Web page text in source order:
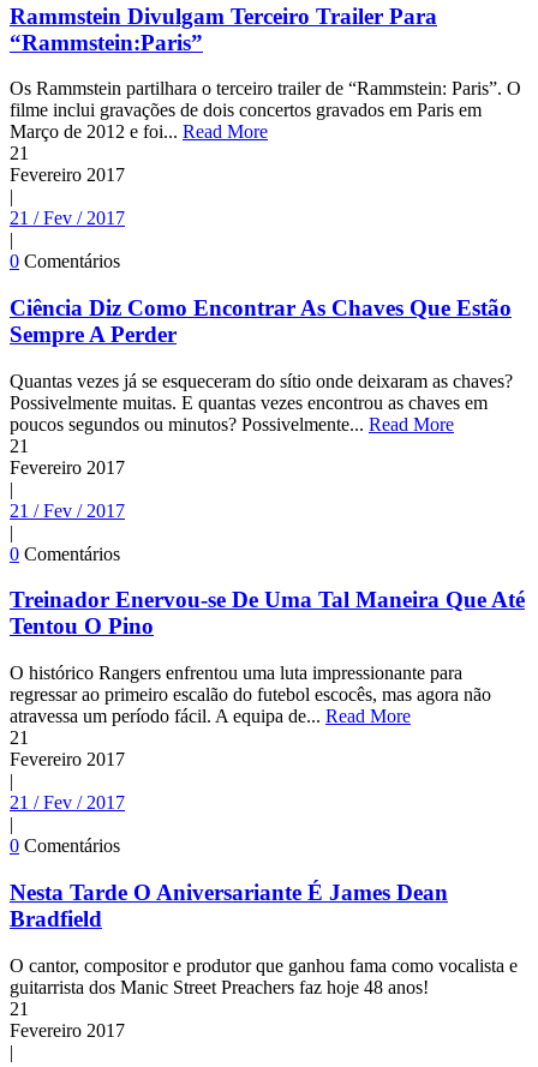
Rammstein Divulgam Terceiro Trailer Para
“Rammstein:Paris”
Os Rammstein partilhara o terceiro trailer de “Rammstein: Paris”. O
filme inclui gravações de dois concertos gravados em Paris em
Março de 2012 e foi... Read More
21
Fevereiro 2017
|
21 / Fev / 2017
|
0 Comentários
Ciência Diz Como Encontrar As Chaves Que Estão
Sempre A Perder
Quantas vezes já se esqueceram do sítio onde deixaram as chaves?
Possivelmente muitas. E quantas vezes encontrou as chaves em
poucos segundos ou minutos? Possivelmente... Read More
21
Fevereiro 2017
|
21 / Fev / 2017
|
0 Comentários
Treinador Enervou-se De Uma Tal Maneira Que Até
Tentou O Pino
O histórico Rangers enfrentou uma luta impressionante para
regressar ao primeiro escalão do futebol escocês, mas agora não
atravessa um período fácil. A equipa de... Read More
21
Fevereiro 2017
|
21 / Fev / 2017
|
0 Comentários
Nesta Tarde O Aniversariante É James Dean
Bradfield
O cantor, compositor e produtor que ganhou fama como vocalista e
guitarrista dos Manic Street Preachers faz hoje 48 anos!
21
Fevereiro 2017
|